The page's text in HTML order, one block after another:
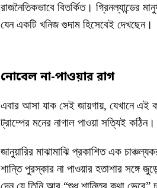
রাজনৈতিকভাবে বিতর্কিত। গ্রিনল্যান্ডের
যেন একটি খনিজ গুদাম হিসেবেই দেখছেন।
নোবেল না-পাওয়ার রাগ
এবার আসা যাক সেই জায়গায়, যেখানে এই
ট্রাম্পের মনের নাগাল পাওয়া সত্যিই কঠিন।
জানুয়ারির মাঝামাঝি প্রকাশিত এক
শান্তি পুরস্কার না পাওয়ার হতাশার সঙ্গে